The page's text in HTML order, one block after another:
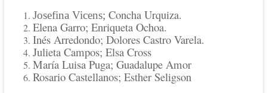
Josefina Vicens; Concha Urquiza.
Elena Garro; Enriqueta Ochoa.
Inés Arredondo; Dolores Castro Varela.
Julieta Campos; Elsa Cross
María Luisa Puga; Guadalupe Amor
Rosario Castellanos; Esther Seligson